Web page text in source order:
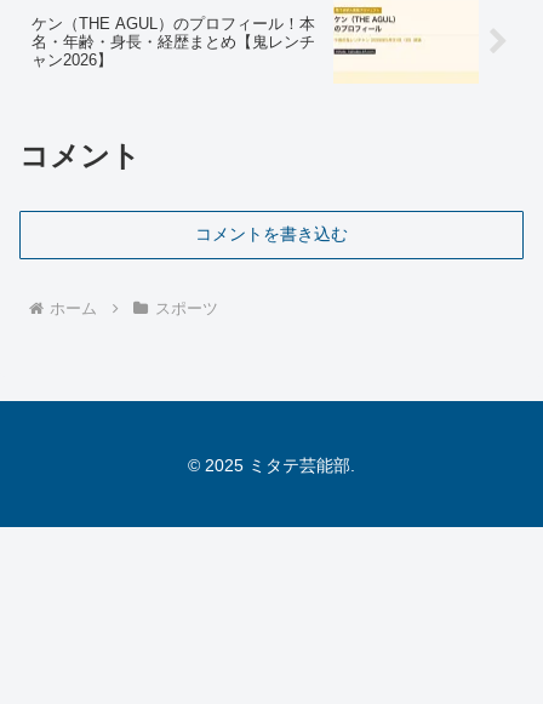
ケン（THE AGUL）のプロフィール！本
名・年齢・身長・経歴まとめ【鬼レンチ
ャン2026】
コメント
コメントを書き込む
ホーム スポーツ
© 2025 ミタテ芸能部.